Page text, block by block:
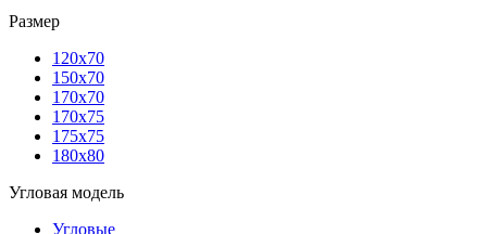
Размер
120х70
150х70
170х70
170х75
175х75
180х80
Угловая модель
Угловые